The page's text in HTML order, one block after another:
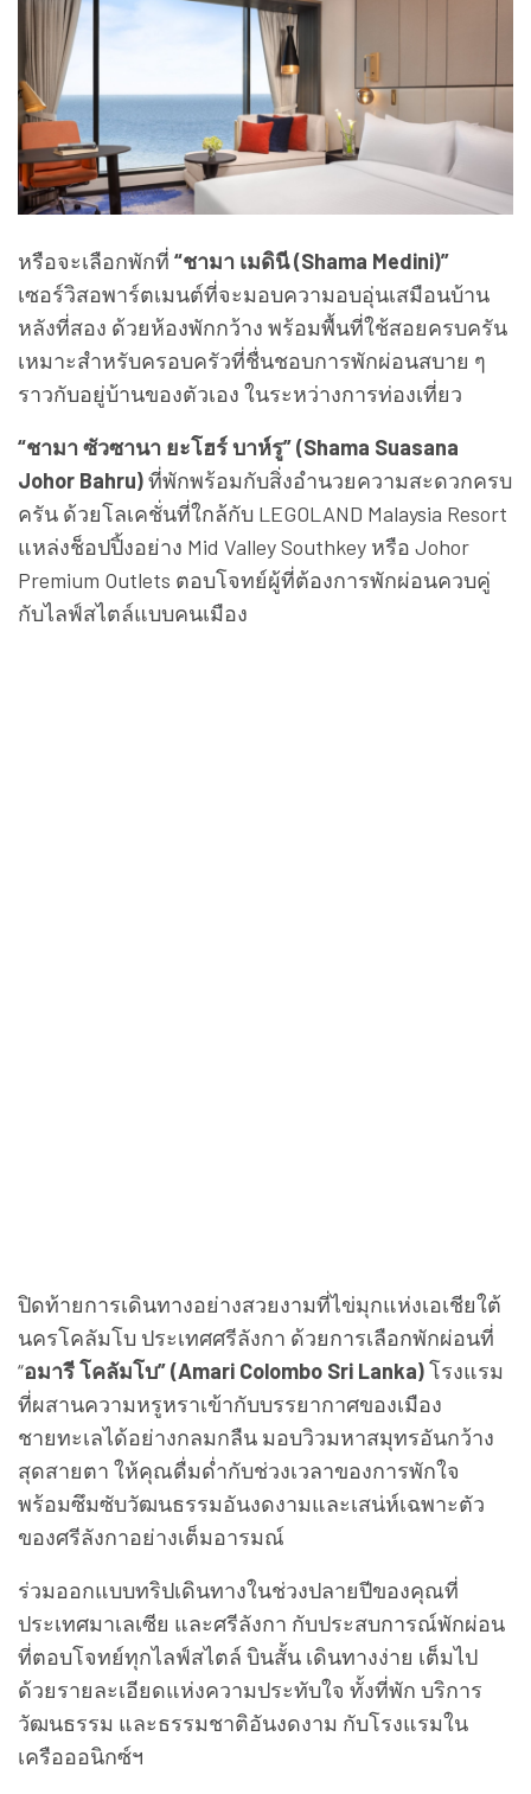
หรือจะเลือกพักที่ “ชามา เมดินี (Shama Medini)”
เซอร์วิสอพาร์ตเมนต์ที่จะมอบความอบอุ่นเสมือนบ้าน
หลังที่สอง ด้วยห้องพักกว้าง พร้อมพื้นที่ใช้สอยครบครัน
เหมาะสำหรับครอบครัวที่ชื่นชอบการพักผ่อนสบาย ๆ
ราวกับอยู่บ้านของตัวเอง ในระหว่างการท่องเที่ยว
“ชามา ซัวซานา ยะโฮร์ บาห์รู” (Shama Suasana
Johor Bahru)ที่พักพร้อมกับสิ่งอำนวยความสะดวกครบ
ครัน ด้วยโลเคชั่นที่ใกล้กับ LEGOLAND Malaysia Resort
แหล่งช็อปปิ้งอย่าง Mid Valley Southkey หรือ Johor
Premium Outlets ตอบโจทย์ผู้ที่ต้องการพักผ่อนควบคู่
กับไลฟ์สไตล์แบบคนเมือง
ปิดท้ายการเดินทางอย่างสวยงามที่ไข่มุกแห่งเอเชียใต้
นครโคลัมโบ ประเทศศรีลังกา ด้วยการเลือกพักผ่อนที่
“อมารี โคลัมโบ” (Amari Colombo Sri Lanka)โรงแรม
ที่ผสานความหรูหราเข้ากับบรรยากาศของเมือง
ชายทะเลได้อย่างกลมกลืน มอบวิวมหาสมุทรอันกว้าง
สุดสายตา ให้คุณดื่มด่ำกับช่วงเวลาของการพักใจ
พร้อมซึมซับวัฒนธรรมอันงดงามและเสน่ห์เฉพาะตัว
ของศรีลังกาอย่างเต็มอารมณ์
ร่วมออกแบบทริปเดินทางในช่วงปลายปีของคุณที่
ประเทศมาเลเซีย และศรีลังกา กับประสบการณ์พักผ่อน
ที่ตอบโจทย์ทุกไลฟ์สไตล์ บินสั้น เดินทางง่าย เต็มไป
ด้วยรายละเอียดแห่งความประทับใจ ทั้งที่พัก บริการ
วัฒนธรรม และธรรมชาติอันงดงาม กับโรงแรมใน
เครือออนิกซ์ฯ